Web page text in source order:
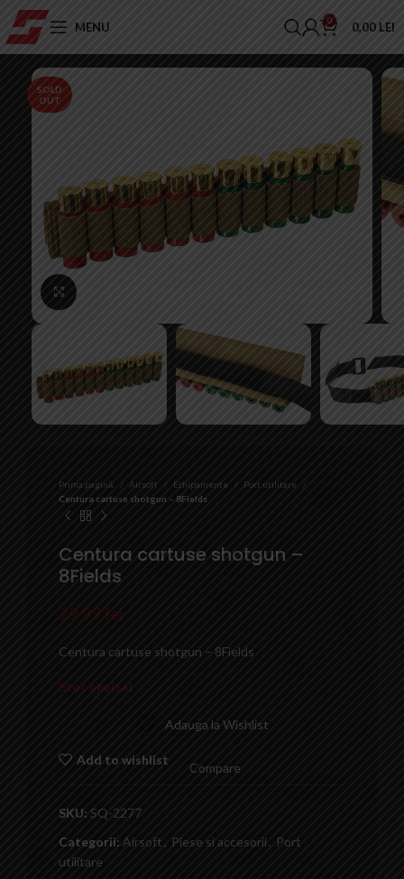
MENU 0 0,00 LEI
SOLD
OUT
Prima pagină Airsoft Echipamente
Port utilitare
Centura cartuse shotgun – 8Fields
Centura cartuse shotgun –
8Fields
29,99 lei
Centura cartuse shotgun – 8Fields
Stoc epuizat
Adauga la Wishlist
Add to wishlist
Compare
SKU: SQ-2277
Categorii: Airsoft, Piese si accesorii , Port
utilitare